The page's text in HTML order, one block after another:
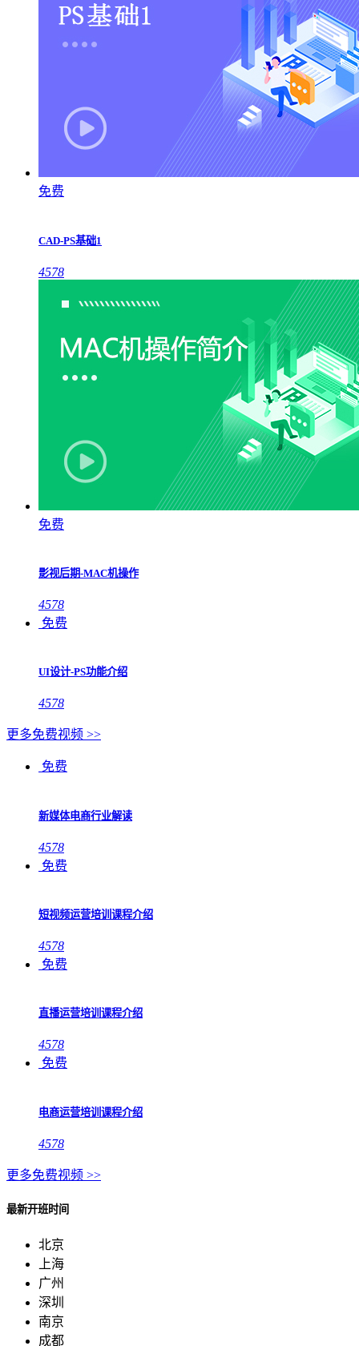
免费
CAD-PS基础1
4578
免费
影视后期-MAC机操作
4578
免费
UI设计-PS功能介绍
4578
更多免费视频 >>
免费
新媒体电商行业解读
4578
免费
短视频运营培训课程介绍
4578
免费
直播运营培训课程介绍
4578
免费
电商运营培训课程介绍
4578
更多免费视频 >>
最新开班时间
北京
上海
广州
深圳
南京
成都